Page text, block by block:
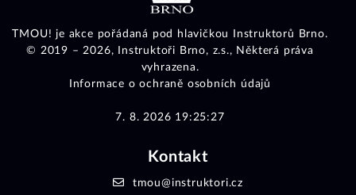
TMOU! je akce pořádaná pod hlavičkou Instruktorů Brno.
© 2019 – 2026,
Instruktoři Brno, z.s., Některá práva
vyhrazena.
Informace o ochraně osobních údajů
7. 8. 2026 19:25:27
Kontakt
tmou@instruktori.cz